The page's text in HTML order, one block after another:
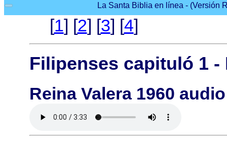
La Santa Biblia en línea - (Versión
[1] [2] [3] [4]
Filipenses capituló 1 -
Reina Valera 1960